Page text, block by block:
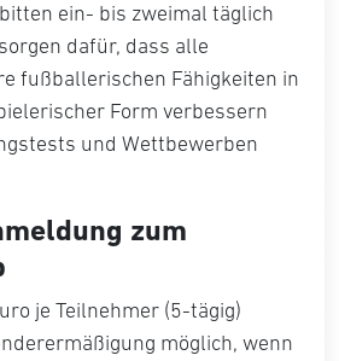
ein- bis zweimal täglich
dafür, dass alle
fußballerischen Fähigkeiten in
Form verbessern
und Wettbewerben
zum
je Teilnehmer (5-tägig)
möglich, wenn